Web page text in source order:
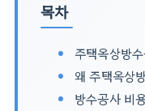
목차
주택옥상방
왜 주택옥상
방수공사 비